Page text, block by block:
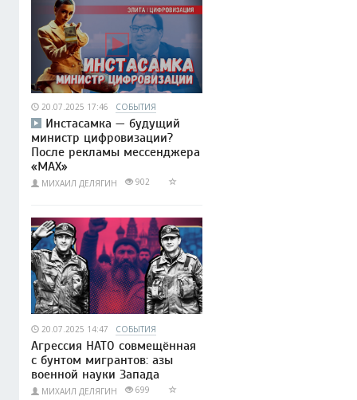
20.07.2025 17:46 СОБЫТИЯ
Инстасамка — будущий
министр цифровизации?
После рекламы мессенджера
«MAX»
МИХАИЛ ДЕЛЯГИН 902
20.07.2025 14:47 СОБЫТИЯ
Агрессия НАТО совмещённая
с бунтом мигрантов: азы
военной науки Запада
МИХАИЛ ДЕЛЯГИН 699